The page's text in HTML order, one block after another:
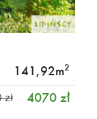
141,92m2
4070 zł